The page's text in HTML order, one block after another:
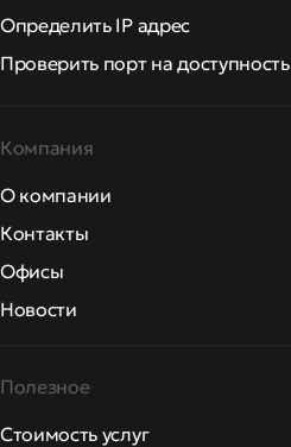
Определить IP адрес
Проверить порт на доступность
Компания
О компании
Контакты
Офисы
Новости
Полезное
Стоимость услуг